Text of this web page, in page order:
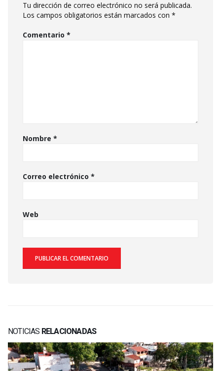
Tu dirección de correo electrónico no será publicada.
Los campos obligatorios están marcados con *
Comentario *
Nombre *
Correo electrónico *
Web
NOTICIAS RELACIONADAS